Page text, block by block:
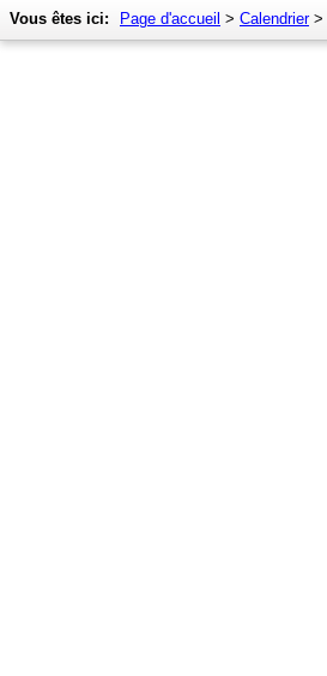
Vous êtes ici: Page d'accueil > Calendrier>